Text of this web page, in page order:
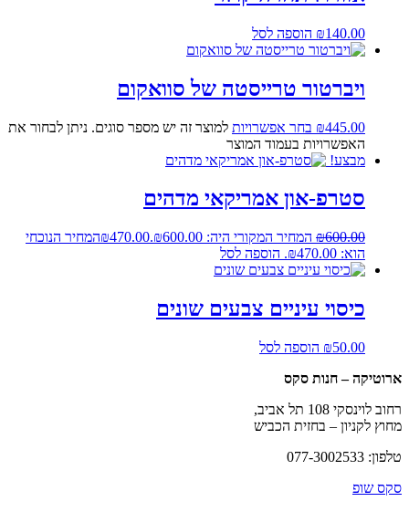
₪140.00 הוספה לסל
ויברטור טרייסטה של סוואקום
₪445.00 בחר אפשרויות למוצר זה יש מספר סוגים. ניתן לבחור את
האפשרויות בעמוד המוצר
מבצע!
סטרפ-און אמריקאי מדהים
₪600.00 המחיר המקורי היה: ₪600.00. ₪470.00
המחיר הנוכחי
הוא: ₪470.00.
הוספה לסל
כיסוי עיניים צבעים שונים
₪50.00
הוספה לסל
ארוטיקה – חנות סקס
רחוב לוינסקי 108 תל אביב,
מחוץ לקניון – בחזית הכביש
טלפון: 077-3002533
סקס שופ